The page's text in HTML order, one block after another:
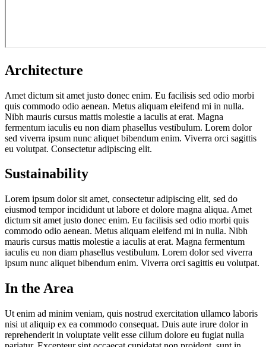
Architecture
Amet dictum sit amet justo donec enim. Eu facilisis sed odio morbi
quis commodo odio aenean. Metus aliquam eleifend mi in nulla.
Nibh mauris cursus mattis molestie a iaculis at erat. Magna
fermentum iaculis eu non diam phasellus vestibulum. Lorem dolor
sed viverra ipsum nunc aliquet bibendum enim. Viverra orci sagittis
eu volutpat. Consectetur adipiscing elit.
Sustainability
Lorem ipsum dolor sit amet, consectetur adipiscing elit, sed do
eiusmod tempor incididunt ut labore et dolore magna aliqua. Amet
dictum sit amet justo donec enim. Eu facilisis sed odio morbi quis
commodo odio aenean. Metus aliquam eleifend mi in nulla. Nibh
mauris cursus mattis molestie a iaculis at erat. Magna fermentum
iaculis eu non diam phasellus vestibulum. Lorem dolor sed viverra
ipsum nunc aliquet bibendum enim. Viverra orci sagittis eu volutpat.
In the Area
Ut enim ad minim veniam, quis nostrud exercitation ullamco laboris
nisi ut aliquip ex ea commodo consequat. Duis aute irure dolor in
reprehenderit in voluptate velit esse cillum dolore eu fugiat nulla